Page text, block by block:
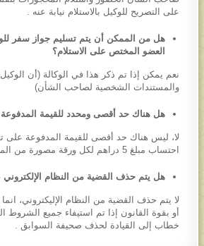
على التصريح للوكيل بالاستلام نيابة عنه .
هل من الممكن أن يتم تسليم جواز سفر
العضو المختص على الاستلام؟
نعم يمكن إذا تم ذكر هذا في الوكالة (أن
والمستندات الشخصية لصاحب الشأن)
هل هناك حد أقصى ومحدد للقيمة المدفوعة
لا، ليس هناك حد أقصى للقيمة المدفوعة على
احتساب مبلغ 5 دراهم لكل ورقة مصورة من الملف مهما كان عدد الأوراق.
هل يتم حذف القضية من النظام الإلكتروني
لا يتم حذف القضية من النظام الإليكتروني، انما
أو بقوة القانون إذا تم استيفاء جميع الشروط
خطاب إلى القيادة لحذف صحيفة السوابق .